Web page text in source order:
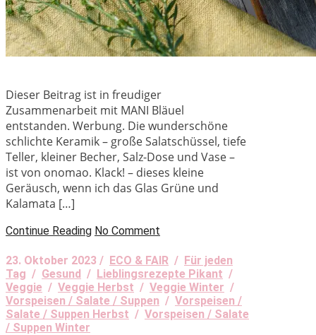
Dieser Beitrag ist in freudiger
Zusammenarbeit mit MANI Bläuel
entstanden. Werbung. Die wunderschöne
schlichte Keramik – große Salatschüssel, tiefe
Teller, kleiner Becher, Salz-Dose und Vase –
ist von onomao. Klack! – dieses kleine
Geräusch, wenn ich das Glas Grüne und
Kalamata […]
Continue Reading No Comment
23. Oktober 2023 / ECO & FAIR / Für jeden
Tag / Gesund / Lieblingsrezepte Pikant /
Veggie / Veggie Herbst / Veggie Winter /
Vorspeisen / Salate / Suppen / Vorspeisen /
Salate / Suppen Herbst / Vorspeisen / Salate
/ Suppen Winter